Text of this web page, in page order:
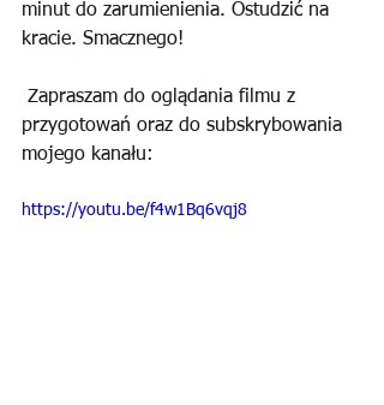
minut do zarumienienia. Ostudzić na
kracie. Smacznego!
przygotowań oraz do subskrybowania
mojego kanału:
https://youtu.be/f4w1Bq6vqj8